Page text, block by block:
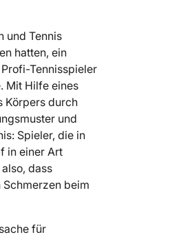
und Tennis
hatten, ein
Tennisspieler
Mit Hilfe eines
Körpers durch
und
Spieler, die in
in einer Art
dass
beim
für